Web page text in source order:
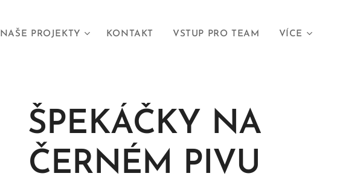
NAŠE PROJEKTY KONTAKT VSTUP PRO TEAM VÍCE
ŠPEKÁČKY NA
ČERNÉM PIVU